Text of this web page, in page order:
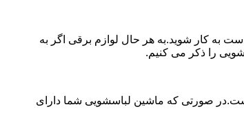
به کار شوید.به هر حال لوازم برقی اگر به
صورتی که ماشین لباسشویی شما دارای